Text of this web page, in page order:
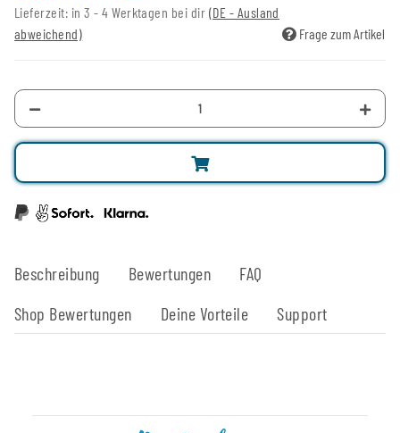
Lieferzeit: in 3 - 4 Werktagen bei dir (DE - Ausland
abweichend)
Frage zum Artikel
Beschreibung Bewertungen
FAQ
Shop Bewertungen
Deine Vorteile Support